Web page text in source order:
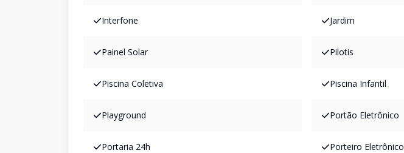
Interfone Jardim
Painel Solar Pilotis
Piscina Coletiva Piscina Infantil
Playground Portão Eletrônico
Portaria 24h Porteiro Eletrônico